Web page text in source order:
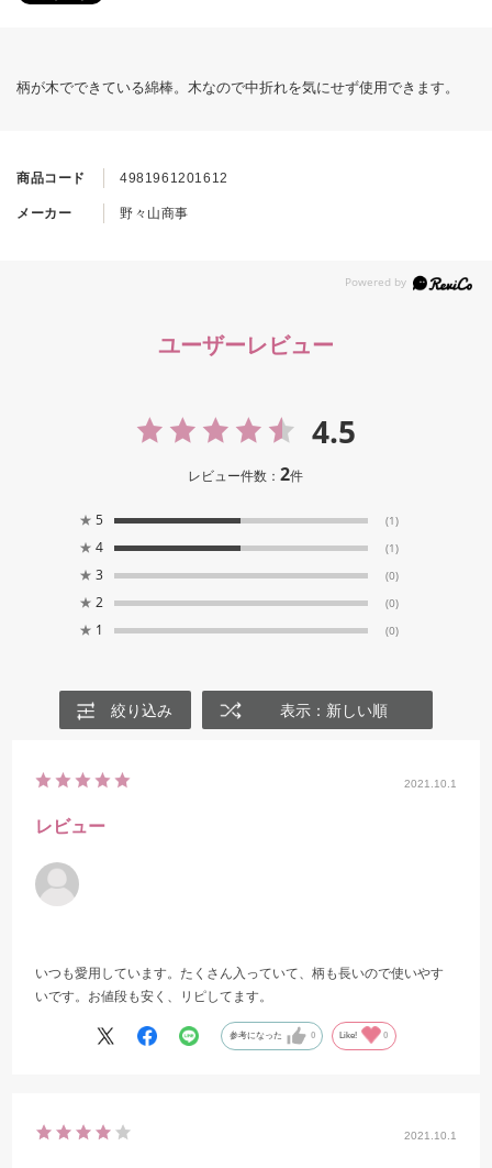
商品コード 4981961201612
メーカー 野々山商事
柄が木でできている綿棒。木なので中折れを気にせず使用できます。
ユーザーレビュー
4.5
レビュー件数：2件
★ 5 (1)
★ 4 (1)
★ 3 (0)
★ 2 (0)
★ 1 (0)
絞り込み 表示：新しい順
2021.10.1
レビュー
いつも愛用しています。たくさん入っていて、柄も長いので使いやす
いです。お値段も安く、リピしてます。
参考になった 0 Like! 0
2021.10.1